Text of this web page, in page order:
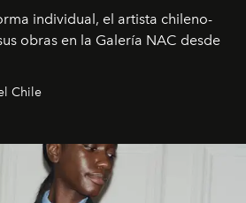
individual, el artista chileno-
obras en la Galería NAC desde
Chile